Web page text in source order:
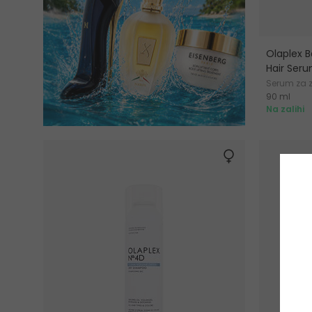
Olaplex
Hair
Serum za
90 ml
Na zalihi